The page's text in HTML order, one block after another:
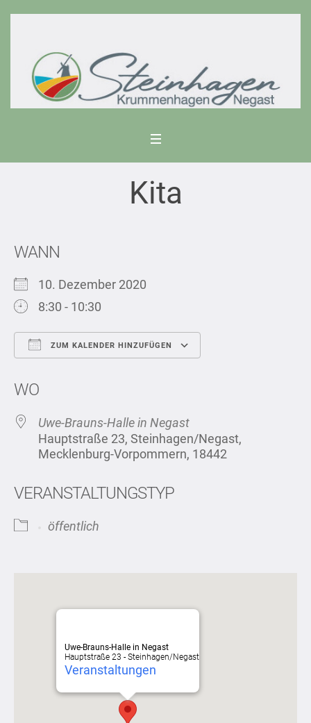
Kita
WANN
10. Dezember 2020
8:30 - 10:30
ZUM KALENDER HINZUFÜGEN
WO
Uwe-Brauns-Halle in Negast
Hauptstraße 23, Steinhagen/Negast,
Mecklenburg-Vorpommern, 18442
VERANSTALTUNGSTYP
öffentlich
Uwe-Brauns-Halle in Negast
Hauptstraße 23 - Steinhagen/Negast
Veranstaltungen